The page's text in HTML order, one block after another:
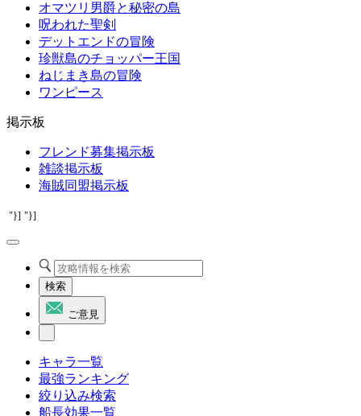
オマツリ男爵と秘密の島
呪われた聖剣
デットエンドの冒険
珍獣島のチョッパー王国
ねじまき島の冒険
ワンピース
掲示板
フレンド募集掲示板
雑談掲示板
海賊同盟掲示板
"}] "}]
検索
ご意見
キャラ一覧
最強ランキング
絞り込み検索
船長効果一覧